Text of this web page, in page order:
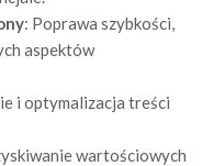
: Poprawa szybkości,
aspektów
i optymalizacja treści
wartościowych